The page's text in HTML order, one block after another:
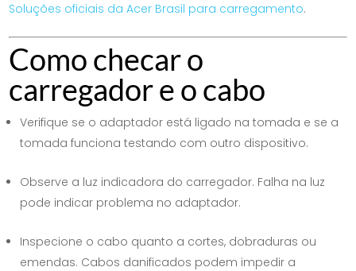
Soluções oficiais da Acer Brasil para carregamento.
Como checar o
carregador e o cabo
Verifique se o adaptador está ligado na tomada e se a
tomada funciona testando com outro dispositivo.
Observe a luz indicadora do carregador. Falha na luz
pode indicar problema no adaptador.
Inspecione o cabo quanto a cortes, dobraduras ou
emendas. Cabos danificados podem impedir a